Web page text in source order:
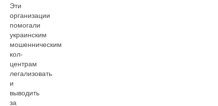
Эти
организации
помогали
украинским
мошенническим
кол-
центрам
легализовать
и
выводить
за